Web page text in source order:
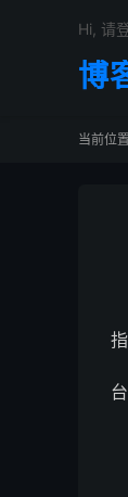
博
Hi, 请
当前位置